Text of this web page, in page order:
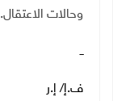
وحالات الاعتقال.
ــ
ف.إ/ إ.ر